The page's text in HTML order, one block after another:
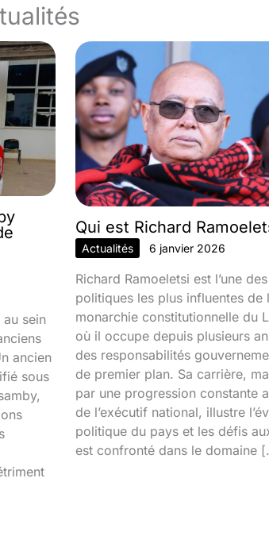
sein
ancien
sous
Qui est Richard
Actualités 6 janvier 2026
Richard Ramoeletsi est l’une
politiques les plus influentes de
monarchie constitutionnelle du
où il occupe depuis plusieurs
des responsabilités
de premier plan. Sa carrière,
par une progression constante
de l’exécutif national, illustre
politique du pays et les défis
est confronté dans le domaine